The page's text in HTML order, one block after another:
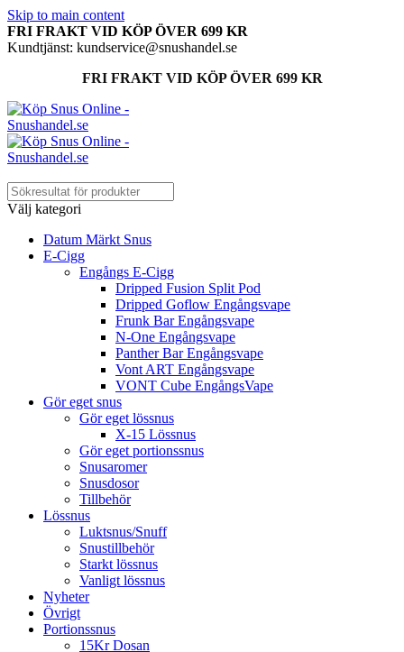
Skip to main content
FRI FRAKT VID KÖP ÖVER 699 KR
Kundtjänst: kundservice@snushandel.se
FRI FRAKT VID KÖP ÖVER 699 KR
Välj kategori
Datum Märkt Snus
E-Cigg
Engångs E-Cigg
Dripped Fusion Split Pod
Dripped Goflow Engångsvape
Frunk Bar Engångsvape
N-One Engångsvape
Panther Bar Engångsvape
Vont ART Engångsvape
VONT Cube EngångsVape
Gör eget snus
Gör eget lössnus
X-15 Lössnus
Gör eget portionssnus
Snusaromer
Snusdosor
Tillbehör
Lössnus
Luktsnus/Snuff
Snustillbehör
Starkt lössnus
Vanligt lössnus
Nyheter
Övrigt
Portionssnus
15Kr Dosan